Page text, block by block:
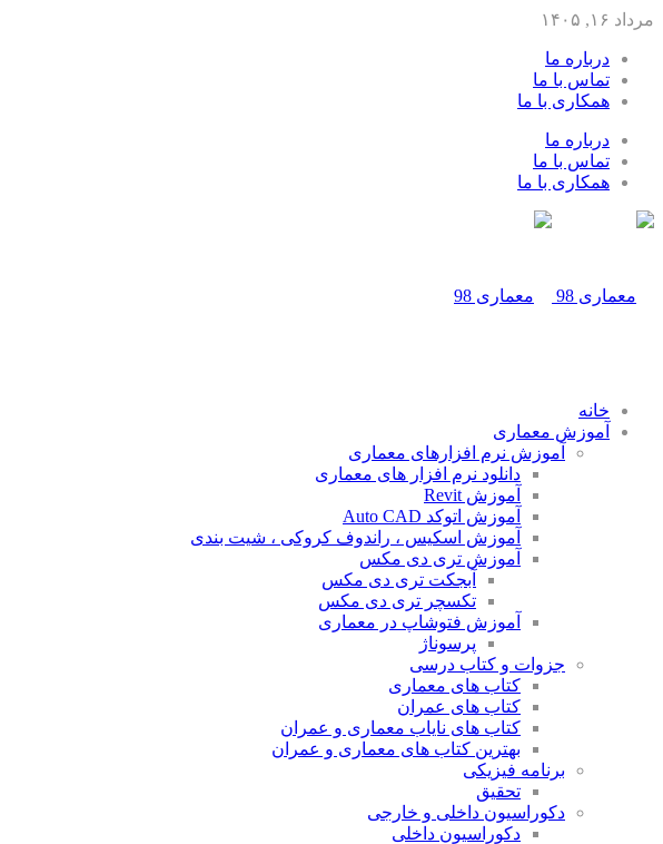
مرداد ۱۶, ۱۴۰۵
درباره ما
تماس با ما
همکاری با ما
درباره ما
تماس با ما
همکاری با ما
خانه
آموزش معماری
آموزش نرم افزارهای معماری
دانلود نرم افزار های معماری
آموزش Revit
آموزش اتوکد Auto CAD
آموزش اسکیس ، راندوف کروکی ، شیت بندی
آموزش تری دی مکس
آبجکت تری دی مکس
تکسچر تری دی مکس
آموزش فتوشاپ در معماری
پرسوناژ
جزوات و کتاب درسی
کتاب های معماری
کتاب های عمران
کتاب های نایاب معماری و عمران
بهترین کتاب های معماری و عمران
برنامه فیزیکی
تحقیق
دکوراسیون داخلی و خارجی
دکوراسیون داخلی